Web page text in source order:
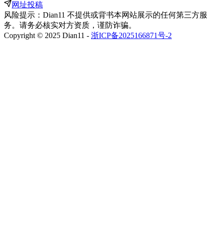
网址投稿
风险提示：Dian11 不提供或背书本网站展示的任何第三方服
务。请务必核实对方资质，谨防诈骗。
Copyright © 2025 Dian11 - 浙ICP备2025166871号-2